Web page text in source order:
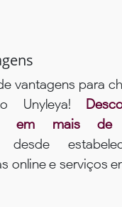
vantagens para
Unyleya!
em mais de
desde
online e serviços